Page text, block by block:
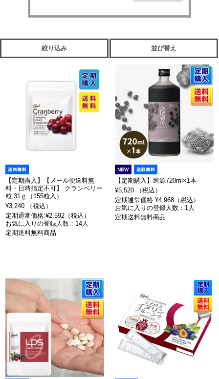
絞り込み 並び替え
【定期購入】【メール便送料無
料・日時指定不可】 クランベリー
粒 31ｇ（155粒入）
¥3,240 （税込）
定期通常価格:¥2,592（税込）
お気に入りの登録人数：14人
定期送料無料商品
【定期購入】巡源720ml×1本
¥5,520 （税込）
定期通常価格:¥4,968（税込）
お気に入りの登録人数：1人
定期送料無料商品